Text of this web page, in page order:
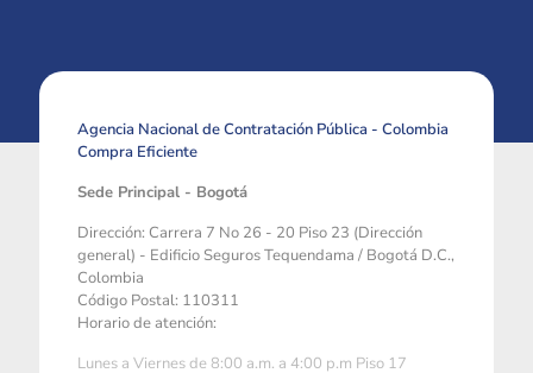
Agencia Nacional de Contratación Pública - Colombia
Compra Eficiente
Sede Principal - Bogotá
Dirección: Carrera 7 No 26 - 20 Piso 23 (Dirección
general) - Edificio Seguros Tequendama / Bogotá D.C.,
Colombia
Código Postal: 110311
Horario de atención:
Lunes a Viernes de 8:00 a.m. a 4:00 p.m Piso 17